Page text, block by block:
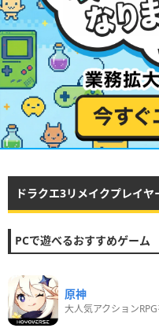
ドラクエ3リメイクプレイヤ
PCで遊べるおすすめゲーム
原神
大人気アクション